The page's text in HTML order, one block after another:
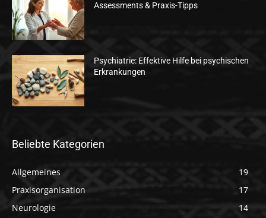
Assessments & Praxis-Tipps
Psychiatrie: Effektive Hilfe bei psychischen
Erkrankungen
Beliebte Kategorien
Allgemeines
19
Praxisorganisation
17
Neurologie
14